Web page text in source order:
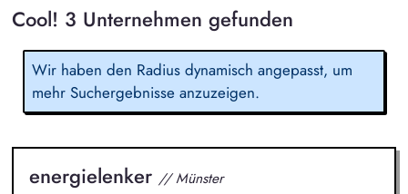
Cool! 3 Unternehmen gefunden
Wir haben den Radius dynamisch angepasst, um
mehr Suchergebnisse anzuzeigen.
energielenker // Münster